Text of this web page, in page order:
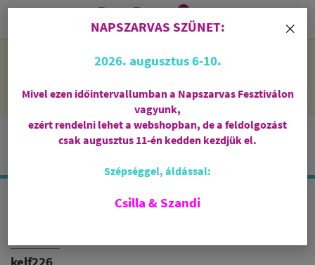
NAPSZARVAS SZÜNET: 2026. augusztus 6-10 - rendelni lehet
feldolgozni őket.
i
0
kelf226
×
NAPSZARVAS SZÜNET:
2026. augusztus 6-10.
Mivel ezen időintervallumban a Napszarvas Fesztiválon
vagyunk,
ezért rendelni lehet a webshopban, de a feldolgozást
csak augusztus 11-én kedden kezdjük el.
Szépséggel, áldással:
Csilla & Szandi